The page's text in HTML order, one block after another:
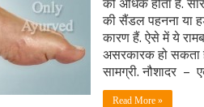
को अधिक होता है.
की सैंडल पहनना या
कारण हैं. ऐसे में ये
असरकारक हो
सामग्री. नौशादर –
Read More »